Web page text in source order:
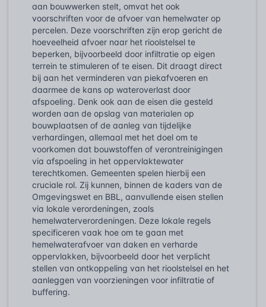
aan bouwwerken stelt, omvat het ook
voorschriften voor de afvoer van hemelwater op
percelen. Deze voorschriften zijn erop gericht de
hoeveelheid afvoer naar het rioolstelsel te
beperken, bijvoorbeeld door infiltratie op eigen
terrein te stimuleren of te eisen. Dit draagt direct
bij aan het verminderen van piekafvoeren en
daarmee de kans op wateroverlast door
afspoeling. Denk ook aan de eisen die gesteld
worden aan de opslag van materialen op
bouwplaatsen of de aanleg van tijdelijke
verhardingen, allemaal met het doel om te
voorkomen dat bouwstoffen of verontreinigingen
via afspoeling in het oppervlaktewater
terechtkomen. Gemeenten spelen hierbij een
cruciale rol. Zij kunnen, binnen de kaders van de
Omgevingswet en BBL, aanvullende eisen stellen
via lokale verordeningen, zoals
hemelwaterverordeningen. Deze lokale regels
specificeren vaak hoe om te gaan met
hemelwaterafvoer van daken en verharde
oppervlakken, bijvoorbeeld door het verplicht
stellen van ontkoppeling van het rioolstelsel en het
aanleggen van voorzieningen voor infiltratie of
buffering.